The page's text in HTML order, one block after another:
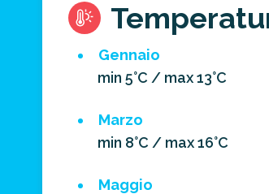
Gennaio
min 5°C / max 13°C
Marzo
min 8°C / max 16°C
Maggio